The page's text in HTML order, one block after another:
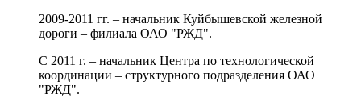
2009-2011 гг. – начальник Куйбышевской железной
дороги – филиала ОАО "РЖД".
С 2011 г. – начальник Центра по технологической
координации – структурного подразделения ОАО
"РЖД".